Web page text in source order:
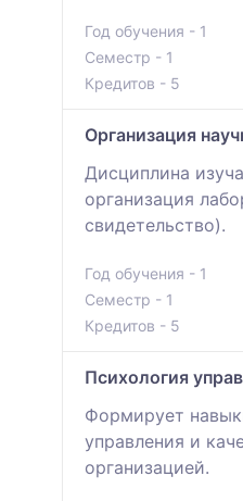
Год обучения - 1
Семестр - 1
Кредитов - 5
Организация
Дисциплина
организация
свидетельство).
Год обучения - 1
Семестр - 1
Кредитов - 5
Психология
Формирует
управления и
организацией.